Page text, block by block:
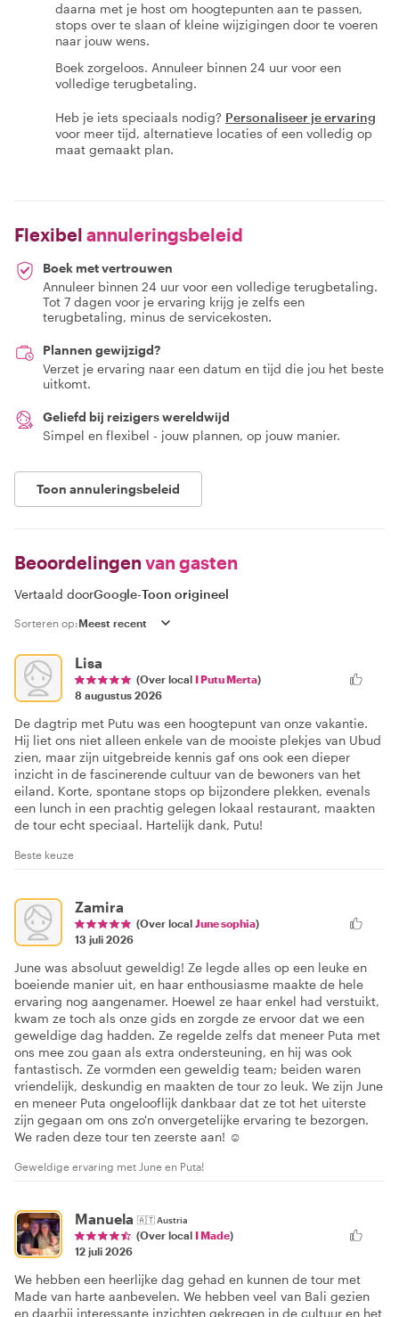
daarna met je host om hoogtepunten aan te passen,
stops over te slaan of kleine wijzigingen door te voeren
naar jouw wens.
Boek zorgeloos. Annuleer binnen 24 uur voor een
volledige terugbetaling.
Heb je iets speciaals nodig? Personaliseer je ervaring
voor meer tijd, alternatieve locaties of een volledig op
maat gemaakt plan.
Flexibel annuleringsbeleid
Boek met vertrouwen
Annuleer binnen 24 uur voor een volledige terugbetaling.
Tot 7 dagen voor je ervaring krijg je zelfs een
terugbetaling, minus de servicekosten.
Plannen gewijzigd?
Verzet je ervaring naar een datum en tijd die jou het beste
uitkomt.
Geliefd bij reizigers wereldwijd
Simpel en flexibel - jouw plannen, op jouw manier.
Toon annuleringsbeleid
Beoordelingen van gasten
Vertaald doorGoogle-Toon origineel
Sorteren op:
Lisa
(Over local I Putu Merta)
8 augustus 2026
De dagtrip met Putu was een hoogtepunt van onze vakantie.
Hij liet ons niet alleen enkele van de mooiste plekjes van Ubud
zien, maar zijn uitgebreide kennis gaf ons ook een dieper
inzicht in de fascinerende cultuur van de bewoners van het
eiland. Korte, spontane stops op bijzondere plekken, evenals
een lunch in een prachtig gelegen lokaal restaurant, maakten
de tour echt speciaal. Hartelijk dank, Putu!
Beste keuze
Zamira
(Over local June sophia)
13 juli 2026
June was absoluut geweldig! Ze legde alles op een leuke en
boeiende manier uit, en haar enthousiasme maakte de hele
ervaring nog aangenamer. Hoewel ze haar enkel had verstuikt,
kwam ze toch als onze gids en zorgde ze ervoor dat we een
geweldige dag hadden. Ze regelde zelfs dat meneer Puta met
ons mee zou gaan als extra ondersteuning, en hij was ook
fantastisch. Ze vormden een geweldig team; beiden waren
vriendelijk, deskundig en maakten de tour zo leuk. We zijn June
en meneer Puta ongelooflijk dankbaar dat ze tot het uiterste
zijn gegaan om ons zo'n onvergetelijke ervaring te bezorgen.
We raden deze tour ten zeerste aan! ☺️
Geweldige ervaring met June en Puta!
Manuela 🇦🇹Austria
(Over local I Made)
12 juli 2026
We hebben een heerlijke dag gehad en kunnen de tour met
Made van harte aanbevelen. We hebben veel van Bali gezien
en daarbij interessante inzichten gekregen in de cultuur en het